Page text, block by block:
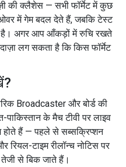
की क्लैशेस — सभी फॉर्मेट में कुछ
में गेम बदल देते हैं, जबकि टेस्ट
है। अगर आप आँकड़ों में रुचि रखते
लग सकता है कि किस फॉर्मेट
Broadcaster और बोर्ड की
के मैच टीवी पर लाइव
होते हैं — पहले से सब्सक्रिप्शन
टाइम रीलॉन्च नोटिस पर
तेजी से बिक जाते हैं।